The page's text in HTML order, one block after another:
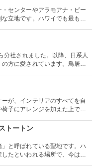
センターやアラモアナ・ビー
立地です。ハワイでも最も美
ている人も見られます。
分社されました。以降、日系人
方に愛されています。鳥居や
りされたお守りも好評です。
が、インテリアのすべてを自
子にアレンジを加えた上で店
ャレな店内ではコーヒーやス
ます。
トートン
と呼ばれている聖地です。ハ
たといわれる場所で、今は子